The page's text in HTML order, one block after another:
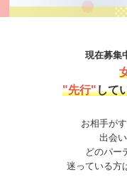
現在募集
"先行"して
お相手が
出会
どのパー
迷っている方